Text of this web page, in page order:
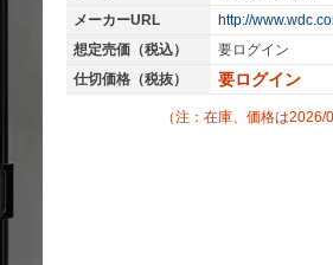
メーカーURL
http://
想定売価（税込）
要ログイン
仕切価格（税抜）
要ログイン
（注：在庫、価格は2026/